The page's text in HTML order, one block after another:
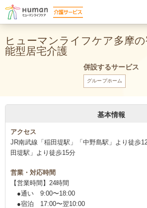
ヒューマンライフケア多摩
能型居宅介護
併設するサービス
グループホーム
基本情報
アクセス
JR南武線「稲田堤駅」「中野島駅」より徒歩
田堤駅」より徒歩15分
営業・対応時間
【営業時間】24時間
●通い 9:00〜18:00
●宿泊 17:00〜翌10:00